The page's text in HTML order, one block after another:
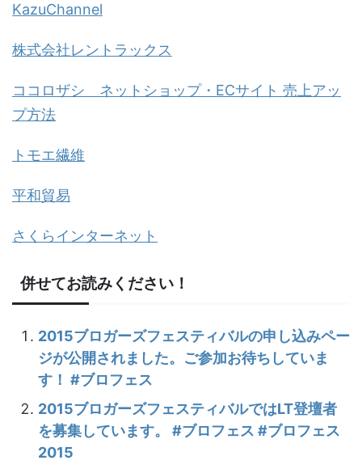
KazuChannel
株式会社レントラックス
ココロザシ ネットショップ・ECサイト 売上アッ
プ方法
トモエ繊維
平和貿易
さくらインターネット
併せてお読みください！
2015ブロガーズフェスティバルの申し込みペー
ジが公開されました。ご参加お待ちしていま
す！ #ブロフェス
2015ブロガーズフェスティバルではLT登壇者
を募集しています。 #ブロフェス #ブロフェス
2015